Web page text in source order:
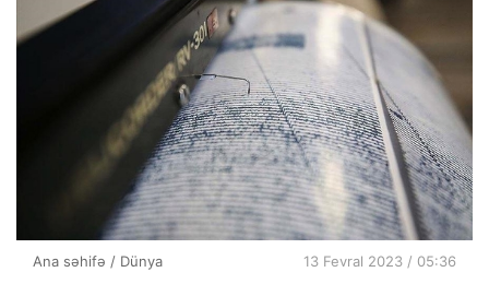
Ana səhifə / Dünya 13 Fevral 2023 / 05:36